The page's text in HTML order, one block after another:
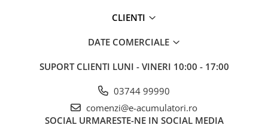
Cablu de date si Adaptoare
Invertoare
CLIENTI
DATE COMERCIALE
SUPORT CLIENTI LUNI - VINERI 10:00 - 17:00
03744 99990
comenzi@e-acumulatori.ro
SOCIAL URMARESTE-NE IN SOCIAL MEDIA